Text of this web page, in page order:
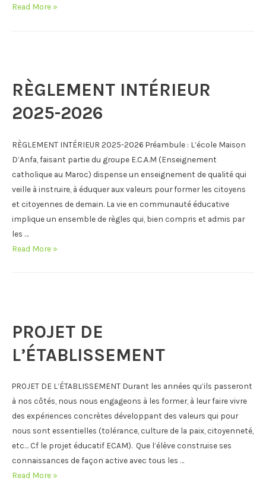
FOURNITURES
Read More »
RÈGLEMENT INTÉRIEUR
2025-2026
RÈGLEMENT INTÉRIEUR 2025-2026 Préambule : L’école Maison
D’Anfa, faisant partie du groupe E.C.A.M (Enseignement
catholique au Maroc) dispense un enseignement de qualité qui
veille à instruire, à éduquer aux valeurs pour former les citoyens
et citoyennes de demain. La vie en communauté éducative
implique un ensemble de règles qui, bien compris et admis par
les …
RÈGLEMENT
Read More »
PROJET DE
L’ÉTABLISSEMENT
PROJET DE L’ÉTABLISSEMENT Durant les années qu’ils passeront
à nos côtés, nous nous engageons à les former, à leur faire vivre
des expériences concrètes développant des valeurs qui pour
nous sont essentielles (tolérance, culture de la paix, citoyenneté,
etc… Cf le projet éducatif ECAM). Que l’élève construise ses
connaissances de façon active avec tous les …
PROJET
Read More »